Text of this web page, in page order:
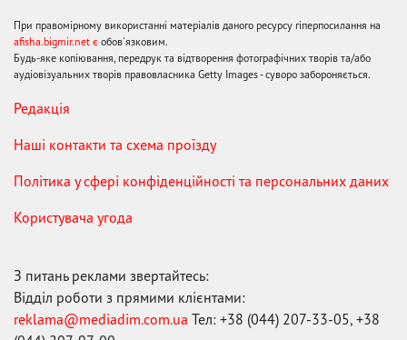
При правомірному використанні матеріалів даного ресурсу гіперпосилання на
afisha.bigmir.net є обов'язковим.
Будь-яке копіювання, передрук та відтворення фотографічних творів та/або
аудіовізуальних творів правовласника Getty Images - суворо забороняється.
Редакція
Наші контакти та схема проїзду
Політика у сфері конфіденційності та персональних даних
Користувача угода
З питань реклами звертайтесь:
Відділ роботи з прямими клієнтами:
reklama@mediadim.com.ua Тел: +38 (044) 207-33-05, +38